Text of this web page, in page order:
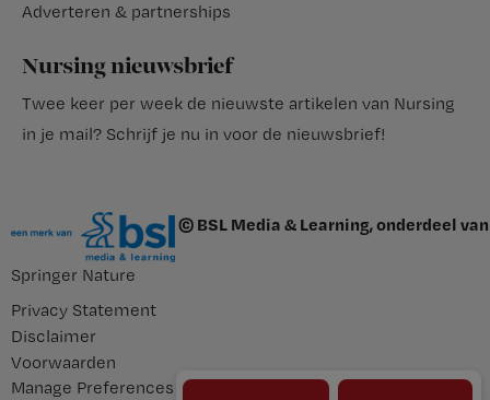
Adverteren & partnerships
Nursing nieuwsbrief
Twee keer per week de nieuwste artikelen van Nursing
in je mail? Schrijf je nu in voor de nieuwsbrief!
© BSL Media & Learning, onderdeel van
Springer Nature
Privacy Statement
Disclaimer
Voorwaarden
Manage Preferences